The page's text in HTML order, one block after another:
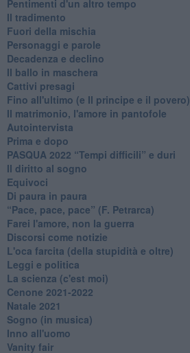
Pentimenti d'un altro tempo
Il tradimento
Fuori della mischia
Personaggi e parole
Decadenza e declino
Il ballo in maschera
Cattivi presagi
Fino all'ultimo (e Il principe e il povero)
Il matrimonio, l'amore in pantofole
Autointervista
Prima e dopo
​PASQUA 2022 “Tempi difficili” e duri
Il diritto al sogno
Equivoci
Di paura in paura
​“Pace, pace, pace” (F. Petrarca)
Farei l'amore, non la guerra
Discorsi come notizie
L'oca farcita (della stupidità e oltre)
Leggi e politica
La scienza (c'est moi)
Cenone 2021-2022
Natale 2021
Sogno (in musica)
Inno all'uomo
Vanity fair